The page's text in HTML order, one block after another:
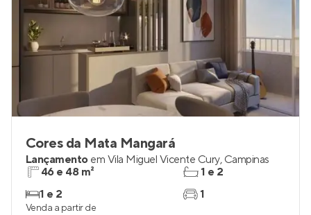
Cores da Mata Mangará
Lançamento em Vila Miguel Vicente Cury, Campinas
46 e 48 m²
1 e 2
1 e 2
1
Venda a partir de